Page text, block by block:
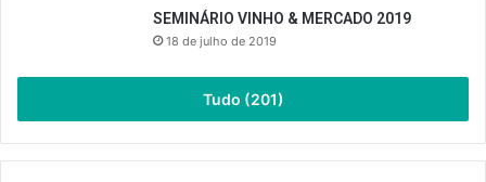
SEMINÁRIO VINHO & MERCADO 2019
18 de julho de 2019
Tudo (201)